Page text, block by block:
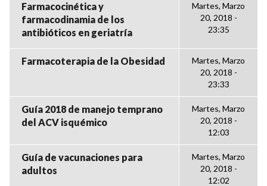
Farmacocinética y
farmacodinamia de los
antibióticos en geriatría
Martes, Marzo
20, 2018 -
23:35
Farmacoterapia de la Obesidad
Martes, Marzo
20, 2018 -
23:33
Guía 2018 de manejo temprano
del ACV isquémico
Martes, Marzo
20, 2018 -
12:03
Guía de vacunaciones para
adultos
Martes, Marzo
20, 2018 -
12:02